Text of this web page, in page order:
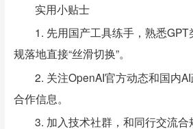
实用小贴士
1. 先用国产工具练手，熟悉
规落地直接“丝滑切换”。
2. 关注OpenAI官方动态和国内
合作信息。
3. 加入技术社群，和同行交流